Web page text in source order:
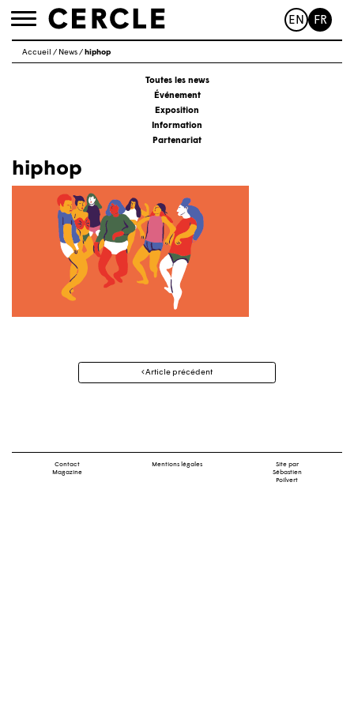
Toggle
EN FR
Accueil / News/ hiphop
Toutes les news
Événement
Exposition
Information
Partenariat
hiphop
Navigation
Article précédent
Contact
Magazine
Mentions légales
Site par
Sébastien
Poilvert